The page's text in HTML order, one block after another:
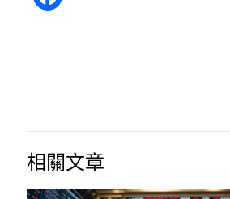
相關文章